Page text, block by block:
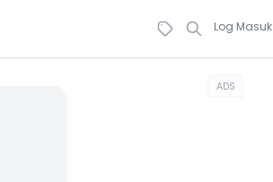
Log Masuk
ADS